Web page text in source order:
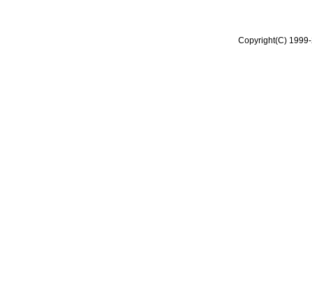
Copyright(C)